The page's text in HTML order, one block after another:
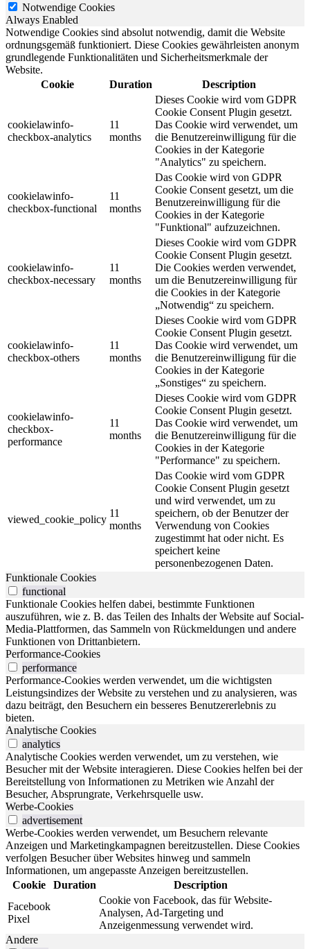
Notwendige Cookies
Always Enabled
Notwendige Cookies sind absolut notwendig, damit die Website
ordnungsgemäß funktioniert. Diese Cookies gewährleisten anonym
grundlegende Funktionalitäten und Sicherheitsmerkmale der
Website.
Cookie
Duration Description
cookielawinfo-
checkbox-analytics
11
months
Dieses Cookie wird vom GDPR
Cookie Consent Plugin gesetzt.
Das Cookie wird verwendet, um
die Benutzereinwilligung für die
Cookies in der Kategorie
"Analytics" zu speichern.
cookielawinfo-
checkbox-functional
11
months
Das Cookie wird von GDPR
Cookie Consent gesetzt, um die
Benutzereinwilligung für die
Cookies in der Kategorie
"Funktional" aufzuzeichnen.
cookielawinfo-
checkbox-necessary
11
months
Dieses Cookie wird vom GDPR
Cookie Consent Plugin gesetzt.
Die Cookies werden verwendet,
um die Benutzereinwilligung für
die Cookies in der Kategorie
„Notwendig“ zu speichern.
cookielawinfo-
checkbox-others
11
months
Dieses Cookie wird vom GDPR
Cookie Consent Plugin gesetzt.
Das Cookie wird verwendet, um
die Benutzereinwilligung für die
Cookies in der Kategorie
„Sonstiges“ zu speichern.
cookielawinfo-
checkbox-
performance
11
months
Dieses Cookie wird vom GDPR
Cookie Consent Plugin gesetzt.
Das Cookie wird verwendet, um
die Benutzereinwilligung für die
Cookies in der Kategorie
"Performance" zu speichern.
viewed_cookie_policy
11
months
Das Cookie wird vom GDPR
Cookie Consent Plugin gesetzt
und wird verwendet, um zu
speichern, ob der Benutzer der
Verwendung von Cookies
zugestimmt hat oder nicht. Es
speichert keine
personenbezogenen Daten.
Funktionale Cookies
functional
Funktionale Cookies helfen dabei, bestimmte Funktionen
auszuführen, wie z. B. das Teilen des Inhalts der Website auf Social-
Media-Plattformen, das Sammeln von Rückmeldungen und andere
Funktionen von Drittanbietern.
Performance-Cookies
performance
Performance-Cookies werden verwendet, um die wichtigsten
Leistungsindizes der Website zu verstehen und zu analysieren, was
dazu beiträgt, den Besuchern ein besseres Benutzererlebnis zu
bieten.
Analytische Cookies
analytics
Analytische Cookies werden verwendet, um zu verstehen, wie
Besucher mit der Website interagieren. Diese Cookies helfen bei der
Bereitstellung von Informationen zu Metriken wie Anzahl der
Besucher, Absprungrate, Verkehrsquelle usw.
Werbe-Cookies
advertisement
Werbe-Cookies werden verwendet, um Besuchern relevante
Anzeigen und Marketingkampagnen bereitzustellen. Diese Cookies
verfolgen Besucher über Websites hinweg und sammeln
Informationen, um angepasste Anzeigen bereitzustellen.
Cookie
Duration
Description
Facebook
Pixel
Cookie von Facebook, das für Website-
Analysen, Ad-Targeting und
Anzeigenmessung verwendet wird.
Andere